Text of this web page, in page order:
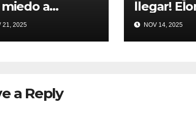
a
tecnológica
en AI
#Bitcoin
21, 2025
llegar!
trae
más al
pagos
NOV 14, 2025
a Reply